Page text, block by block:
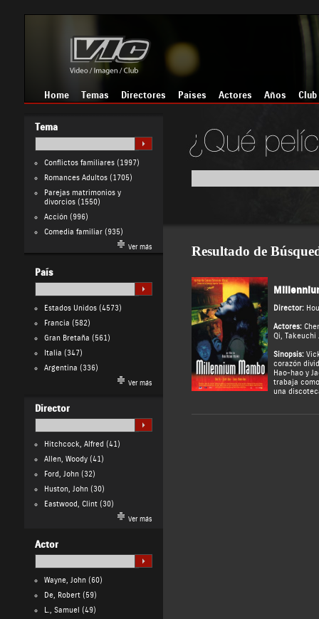
Home Temas Directores Países Actores Años Club
Tema
Conflictos familiares(1997)
Romances Adultos(1705)
Parejas matrimonios y
divorcios(1550)
Acción(996)
Comedia familiar(935)
Ver más
País
Estados Unidos(4573)
Francia (582)
Gran Bretaña (561)
Italia (347)
Argentina (336)
Ver más
Director
Hitchcock, Alfred (41)
Allen, Woody(41)
Ford, John(32)
Huston, John(30)
Eastwood, Clint(30)
Ver más
Actor
Wayne, John(60)
De, Robert(59)
L., Samuel (49)
Resultado de
Director:
Actores:
Qi, Takeuchi
Sinopsis:
corazón
Hao-hao y
trabaja
una